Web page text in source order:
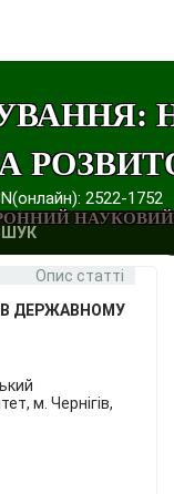
2522-1752
Опис статті
В ДЕРЖАВНОМУ
м. Чернігів,